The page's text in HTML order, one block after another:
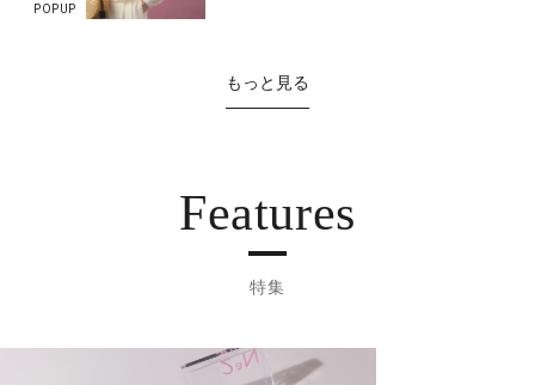
POPUP
もっと見る
Features
特集